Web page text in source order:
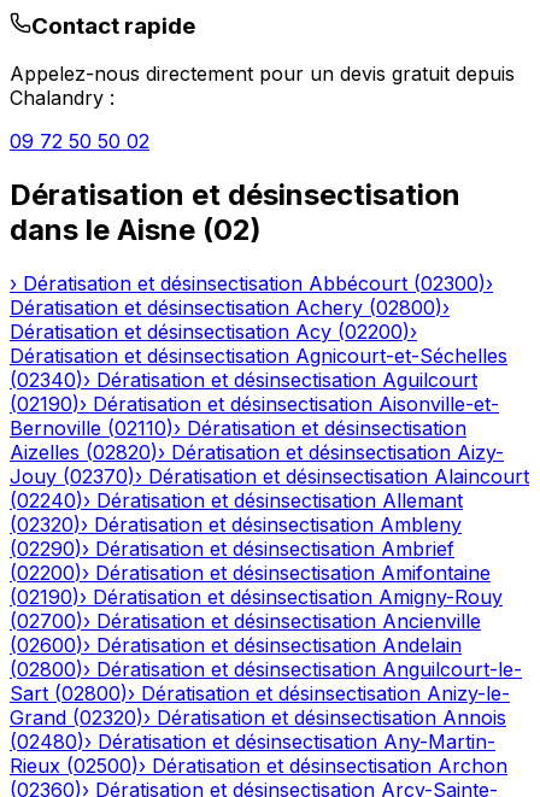
Contact rapide
Appelez-nous directement pour un devis gratuit depuis
Chalandry :
09 72 50 50 02
Dératisation et désinsectisation
dans le Aisne (02)
› Dératisation et désinsectisation Abbécourt (02300)›
Dératisation et désinsectisation Achery (02800)›
Dératisation et désinsectisation Acy (02200)›
Dératisation et désinsectisation Agnicourt-et-Séchelles
(02340)› Dératisation et désinsectisation Aguilcourt
(02190)› Dératisation et désinsectisation Aisonville-et-
Bernoville (02110)› Dératisation et désinsectisation
Aizelles (02820)› Dératisation et désinsectisation Aizy-
Jouy (02370)› Dératisation et désinsectisation Alaincourt
(02240)› Dératisation et désinsectisation Allemant
(02320)› Dératisation et désinsectisation Ambleny
(02290)› Dératisation et désinsectisation Ambrief
(02200)› Dératisation et désinsectisation Amifontaine
(02190)› Dératisation et désinsectisation Amigny-Rouy
(02700)› Dératisation et désinsectisation Ancienville
(02600)› Dératisation et désinsectisation Andelain
(02800)› Dératisation et désinsectisation Anguilcourt-le-
Sart (02800)› Dératisation et désinsectisation Anizy-le-
Grand (02320)› Dératisation et désinsectisation Annois
(02480)› Dératisation et désinsectisation Any-Martin-
Rieux (02500)› Dératisation et désinsectisation Archon
(02360)› Dératisation et désinsectisation Arcy-Sainte-